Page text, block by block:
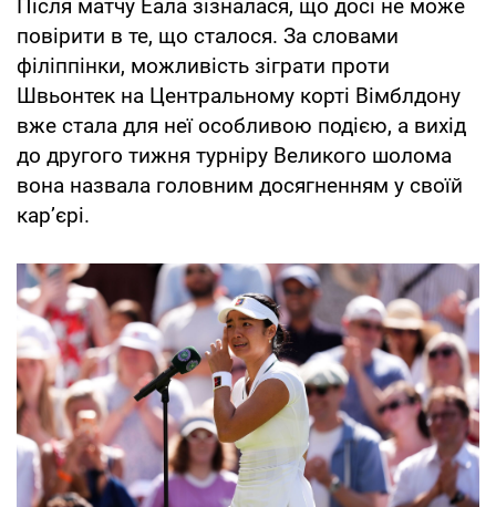
Після матчу Еала зізналася, що досі не може
повірити в те, що сталося. За словами
філіппінки, можливість зіграти проти
Швьонтек на Центральному корті Вімблдону
вже стала для неї особливою подією, а вихід
до другого тижня турніру Великого шолома
вона назвала головним досягненням у своїй
кар’єрі.